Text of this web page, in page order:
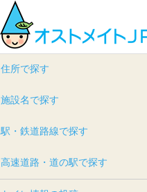
住所で探す
施設名で探す
駅・鉄道路線で探す
高速道路・道の駅で探す